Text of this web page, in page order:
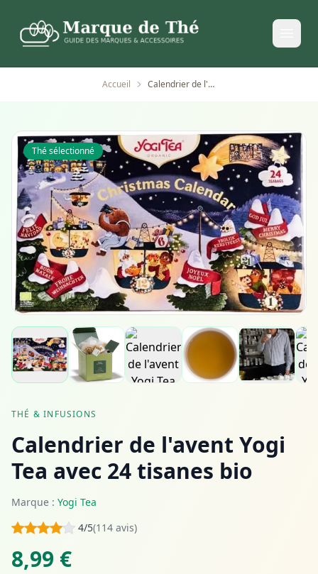
Accueil Calendrier de l'avent Yogi Tea avec 24 tisanes bio
Thé sélectionné
THÉ & INFUSIONS
Calendrier de l'avent Yogi
Tea avec 24 tisanes bio
Marque : Yogi Tea
4/5(114 avis)
8,99 €